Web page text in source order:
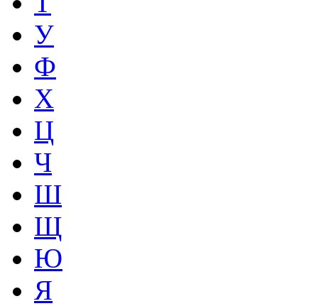
У
Ф
Х
Ц
Ч
Ш
Щ
Ю
Я